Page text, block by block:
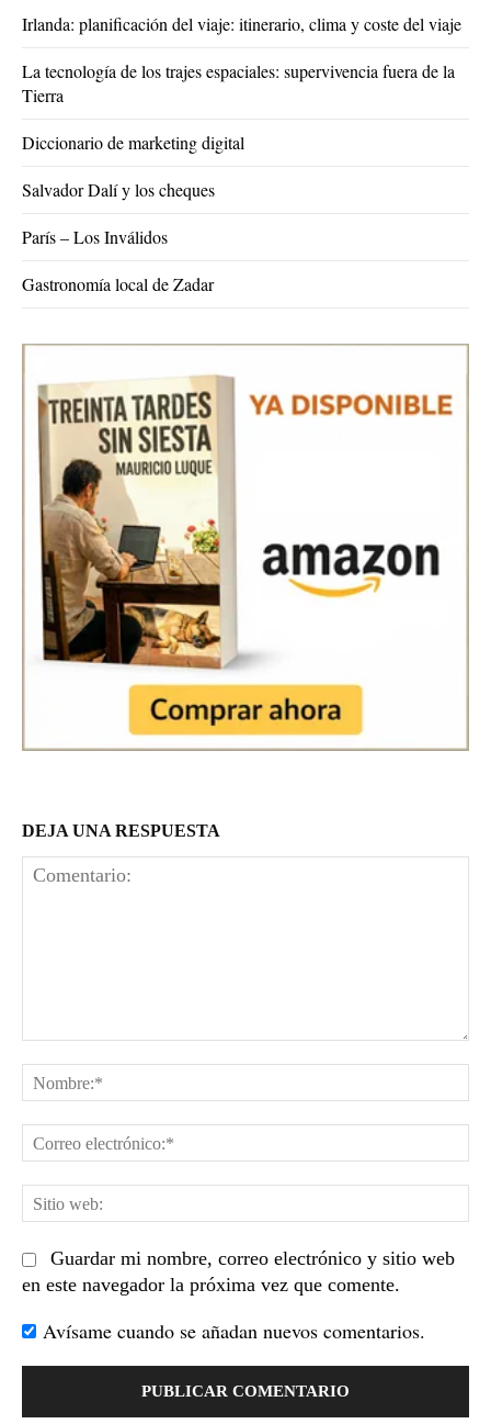
DEJA UNA RESPUESTA
Guardar mi nombre, correo electrónico y sitio web
en este navegador la próxima vez que comente.
Avísame cuando se añadan nuevos comentarios.
Irlanda: planificación del viaje: itinerario, clima y coste del viaje
La tecnología de los trajes espaciales: supervivencia fuera de la
Tierra
Diccionario de marketing digital
Salvador Dalí y los cheques
París – Los Inválidos
Gastronomía local de Zadar